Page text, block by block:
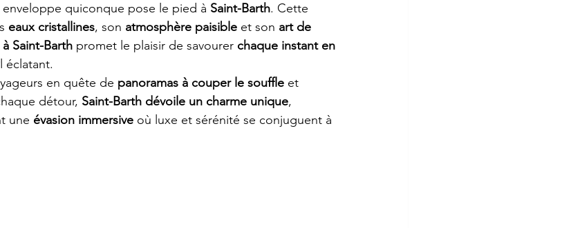
enveloppe quiconque pose le pied à Saint-Barth. Cette
eaux cristallines, son atmosphère paisible et son art de
Saint-Barth promet le plaisir de savourer chaque instant en
éclatant.
en quête de panoramas à couper le souffle et
détour, Saint-Barth dévoile un charme unique,
une évasion immersive où luxe et sérénité se conjuguent à